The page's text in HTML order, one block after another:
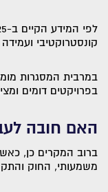
קונסטרוקטיבי
במרבית המסגרות
בפרויקטים דומים
האם חובה
ברוב המקרים כן,
משמעותי, החוק